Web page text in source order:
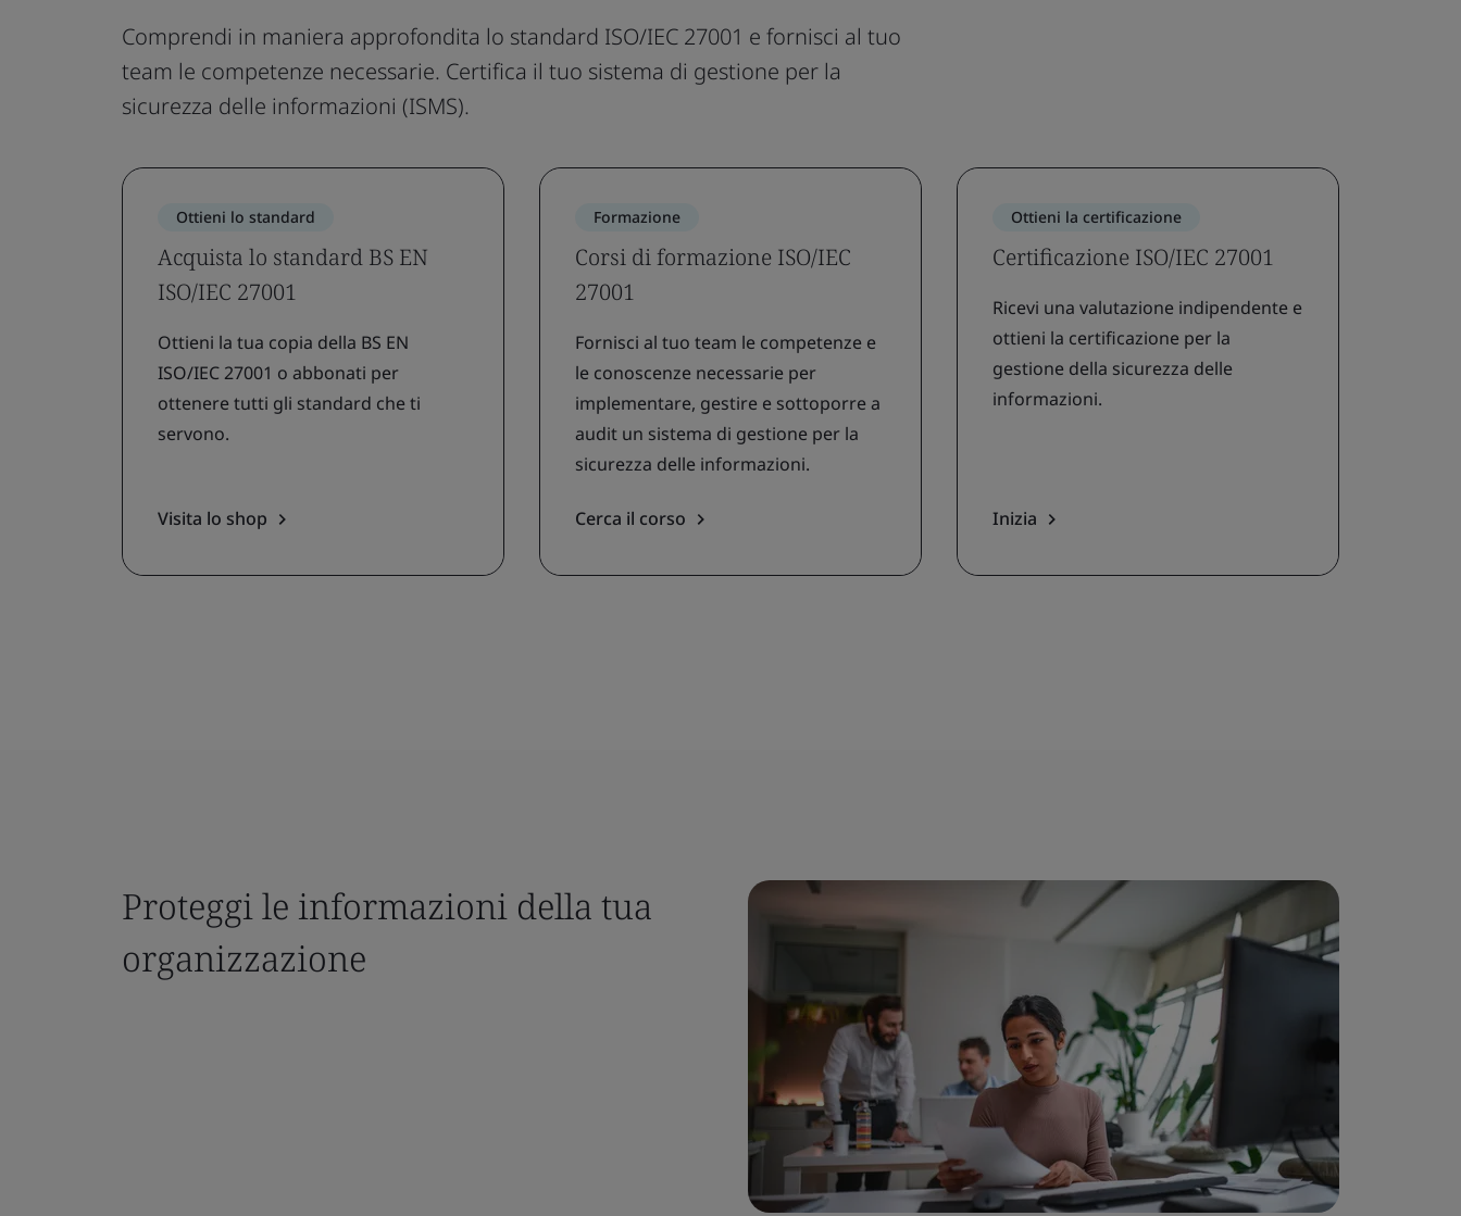
Comprendi in maniera approfondita lo standard ISO/IEC 27001 e fornisci al tuo
team le competenze necessarie. Certifica il tuo sistema di gestione per la
sicurezza delle informazioni (ISMS).
Ottieni lo standard
Acquista lo standard BS EN
ISO/IEC 27001
Ottieni la tua copia della BS EN
ISO/IEC 27001 o abbonati per
ottenere tutti gli standard che ti
servono.
Visita lo shop
Formazione
Corsi di formazione ISO/IEC
27001
Fornisci al tuo team le competenze e
le conoscenze necessarie per
implementare, gestire e sottoporre a
audit un sistema di gestione per la
sicurezza delle informazioni.
Cerca il corso
Ottieni la certificazione
Certificazione ISO/IEC 27001
Ricevi una valutazione indipendente e
ottieni la certificazione per la
gestione della sicurezza delle
informazioni.
Inizia
Proteggi le informazioni della tua
organizzazione